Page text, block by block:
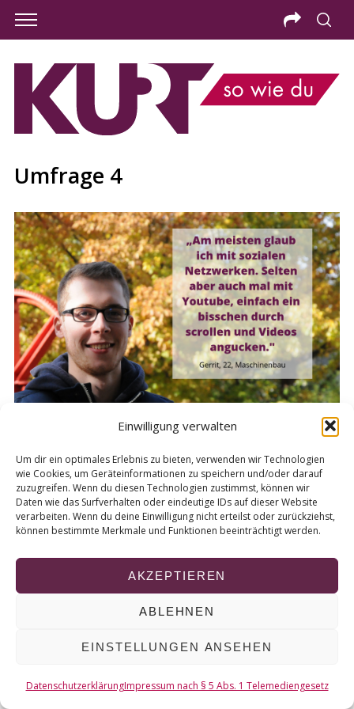
Einwilligung verwalten
Um dir ein optimales Erlebnis zu bieten, verwenden wir Technologien
wie Cookies, um Geräteinformationen zu speichern und/oder darauf
zuzugreifen. Wenn du diesen Technologien zustimmst, können wir
Daten wie das Surfverhalten oder eindeutige IDs auf dieser Website
verarbeiten. Wenn du deine Einwilligung nicht erteilst oder zurückziehst,
können bestimmte Merkmale und Funktionen beeinträchtigt werden.
AKZEPTIEREN
ABLEHNEN
EINSTELLUNGEN ANSEHEN
DatenschutzerklärungImpressum nach § 5 Abs. 1 Telemediengesetz
Umfrage 4
NACH OBEN
S
e
a
r
c